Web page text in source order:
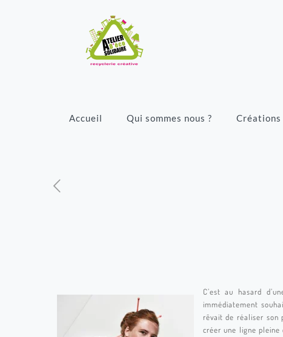
Accueil Qui sommes nous ? Créations
C’est au hasard
immédiatement
rêvait de réaliser son
créer une ligne